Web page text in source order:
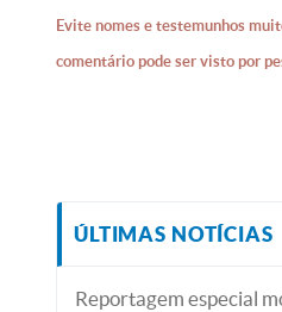
Evite nomes e testemunhos
comentário pode ser visto por
ÚLTIMAS NOTÍCIAS
Reportagem especial